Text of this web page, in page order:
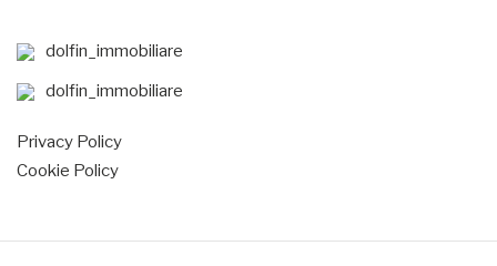
dolfin_immobiliare
dolfin_immobiliare
Privacy Policy
Cookie Policy